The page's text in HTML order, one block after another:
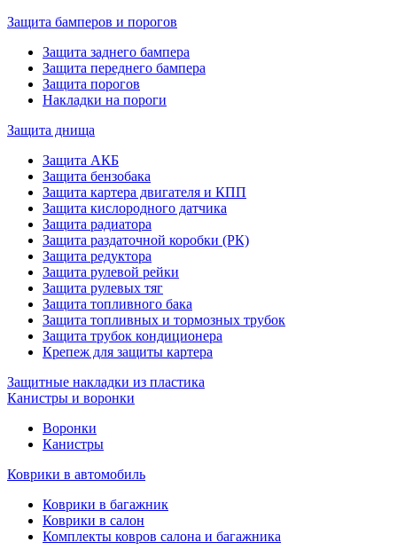
Защита бамперов и порогов
Защита заднего бампера
Защита переднего бампера
Защита порогов
Накладки на пороги
Защита днища
Защита АКБ
Защита бензобака
Защита картера двигателя и КПП
Защита кислородного датчика
Защита радиатора
Защита раздаточной коробки (РК)
Защита редуктора
Защита рулевой рейки
Защита рулевых тяг
Защита топливного бака
Защита топливных и тормозных трубок
Защита трубок кондиционера
Крепеж для защиты картера
Защитные накладки из пластика
Канистры и воронки
Воронки
Канистры
Коврики в автомобиль
Коврики в багажник
Коврики в салон
Комплекты ковров салона и багажника